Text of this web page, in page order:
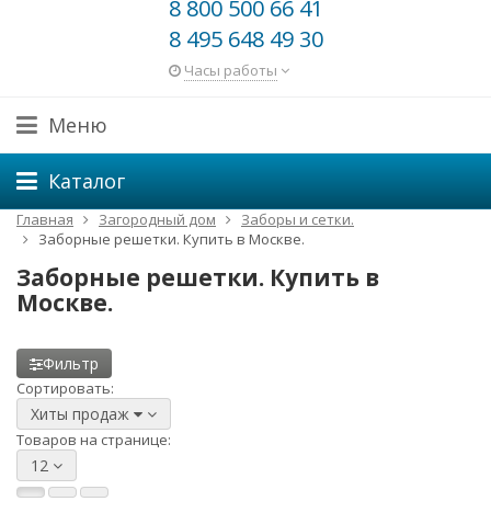
8 800 500 66 41
8 495 648 49 30
Часы работы
Меню
Каталог
Главная Загородный дом
Заборы и сетки.
Заборные решетки. Купить в Москве.
Заборные решетки. Купить в
Москве.
Фильтр
Сортировать:
Хиты продаж
Товаров на странице:
12